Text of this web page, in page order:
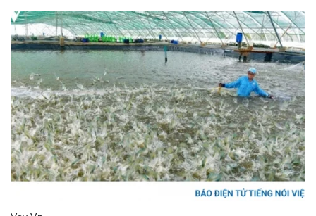
Pháp luật
Quân sự - Quốc phòng